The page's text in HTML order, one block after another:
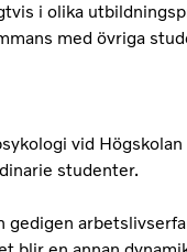
i olika
med övriga
vid
studenter.
gedigen